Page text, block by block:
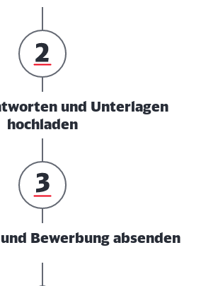
und Unterlagen
hochladen
Bewerbung absenden